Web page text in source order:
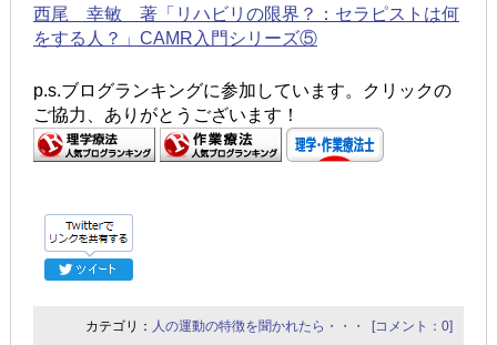
西尾 幸敏 著「リハビリの限界？：セラピストは何
をする人？」CAMR入門シリーズ⑤
p.s.ブログランキングに参加しています。クリックの
ご協力、ありがとうございます！
カテゴリ： 人の運動の特徴を聞かれたら・・・ [コメント：0]